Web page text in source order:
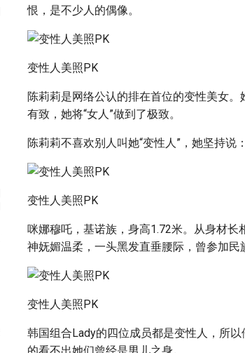
恨，是不少人的偶像。
变性人美照PK
陈莉莉是网络公认的排在首位的变性美女
有致，她将“女人”做到了极致。
陈莉莉不喜欢别人叫她“变性人”，她坚持说
变性人美照PK
咪娜穆吒，基诺族，身高1.72米。从身材
神妩媚温柔，一头黑发直垂腰际，曾参加民
变性人美照PK
韩国组合Lady的四位成员都是变性人，所